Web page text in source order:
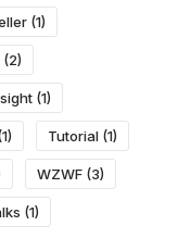
(1)
(2)
(1)
Tutorial (1)
WZWF (3)
(1)